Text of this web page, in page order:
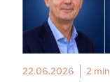
22.06.2026 2 min